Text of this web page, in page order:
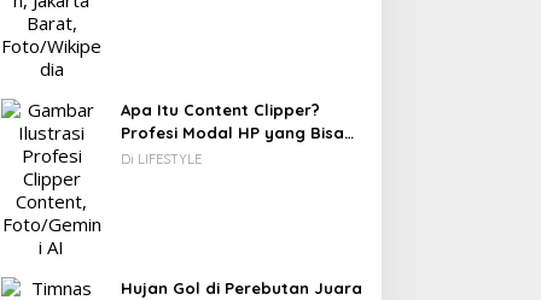
80% CIO Asia Pasifik
Beralih ke Edge
demi GenAI
Apa Itu Content Clipper?
Profesi Modal HP yang Bisa
Menghasilkan Puluhan Juta
Di LIFESTYLE
Hujan Gol di Perebutan Juara